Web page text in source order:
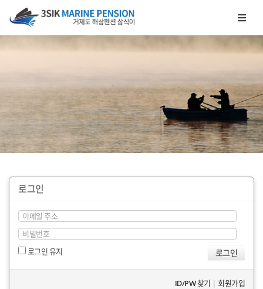
메뉴 건너뛰기
로그인
로그인 유지
ID/PW 찾기 | 회원가입